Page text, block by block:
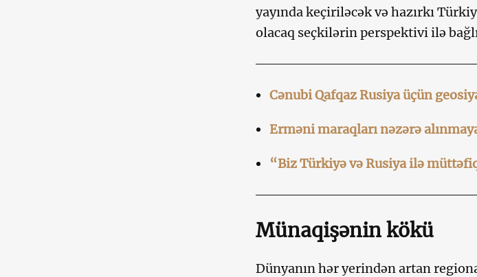
yayında keçiriləcək və hazırkı
olacaq seçkilərin perspektivi ilə
Cənubi Qafqaz Rusiya üçün
Erməni maraqları nəzərə
“Biz Türkiyə və Rusiya ilə
Münaqişənin kökü
Dünyanın hər yerindən artan